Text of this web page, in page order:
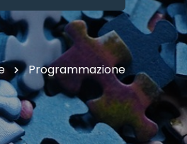
Programmazione